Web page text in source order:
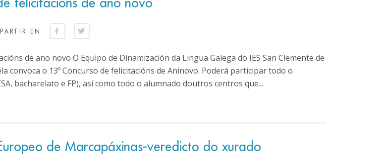
EN
de ano novo O Equipo de Dinamización da Lingua Galega do IES San Clemente de
convoca o 13º Concurso de felicitacións de Aninovo. Poderá participar todo o
bacharelato e FP), así como todo o alumnado doutros centros que...
de Marcapáxinas-veredicto do xurado